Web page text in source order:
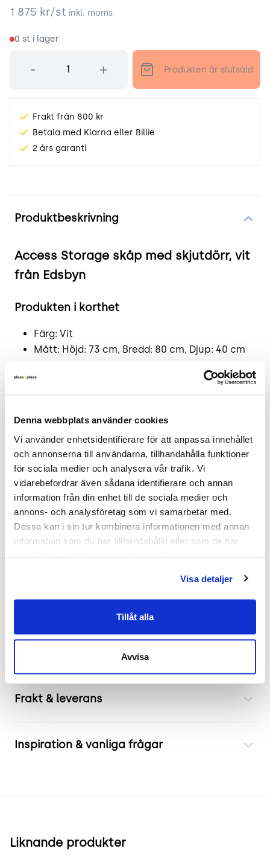
Denna webbplats använder cookies
Vi använder enhetsidentifierare för att anpassa innehållet
och annonserna till användarna, tillhandahålla funktioner
för sociala medier och analysera vår trafik. Vi
vidarebefordrar även sådana identifierare och annan
information från din enhet till de sociala medier och
annons- och analysföretag som vi samarbetar med.
Dessa kan i sin tur kombinera informationen med annan
information som du har tillhandahållit eller som de har
Visa detaljer
Tillåt alla
Avvisa
1 875 kr/st inkl. moms
0 st i lager
- + Produkten är slutsåld
Frakt från 800 kr
Betala med Klarna eller Billie
2 års garanti
Produktbeskrivning
Access Storage skåp med skjutdörr, vit
från Edsbyn
Produkten i korthet
Färg: Vit
Mått: Höjd: 73 cm, Bredd: 80 cm, Djup: 40 cm
2 års garanti
förvaringslösning från Edsbyn
Förvaringen Access Storage erbjuder en praktisk
lösning för både kontor och hem. Den eleganta
vita färgen kompletterar olika inredningsstilar
samtidigt som dess kompakta mått gör den
idealisk för mindre utrymmen.
Smart förvaring med säkerhet och stil
dokument eller personliga tillhörigheter.
Jalusidelen kan enkelt justeras för att visa eller
dölja innehållet, vilket bidrar till ett flexibelt
användande. Man låser enkelt jalusidelen med
Frakt & leverans
Inspiration & vanliga frågar
Liknande produkter